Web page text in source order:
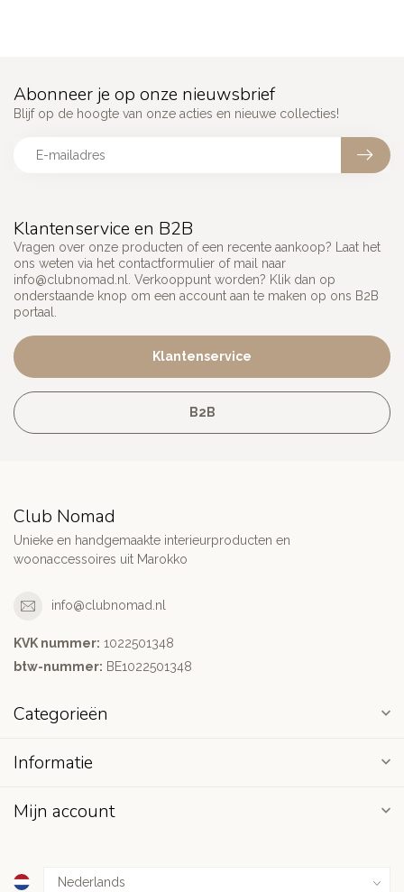
Klantenservice en B2B
Vragen over onze producten of een recente aankoop? Laat het
ons weten via het contactformulier of mail naar
info@clubnomad.nl
. Verkooppunt worden? Klik dan op
onderstaande knop om een account aan te maken op ons B2B
portaal.
Klantenservice
B2B
Abonneer je op onze nieuwsbrief
Blijf op de hoogte van onze acties en nieuwe collecties!
Club Nomad
Unieke en handgemaakte interieurproducten en
woonaccessoires uit Marokko
info@clubnomad.nl
KVK nummer: 1022501348
btw-nummer: BE1022501348
Categorieën
Informatie
Mijn account